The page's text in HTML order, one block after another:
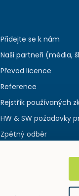
Přidejte se k nám
Naši partneři (média,
Převod licence
Reference
Rejstřík používaných
HW & SW požadavky
Zpětný odběr